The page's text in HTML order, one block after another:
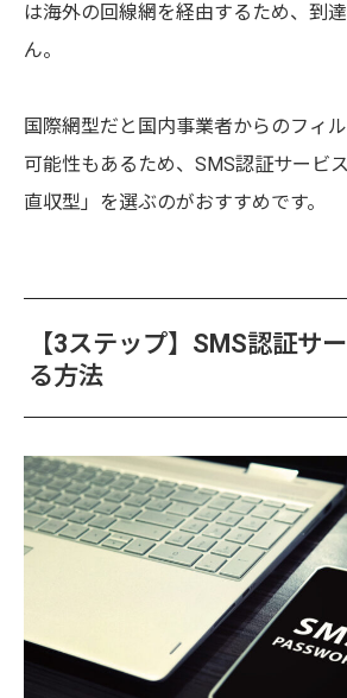
は海外の回線網を経由するため、到
ん。
国際網型だと国内事業者からのフィ
可能性もあるため、SMS認証サービ
直収型」を選ぶのがおすすめです。
【3ステップ】SMS認証サ
る方法